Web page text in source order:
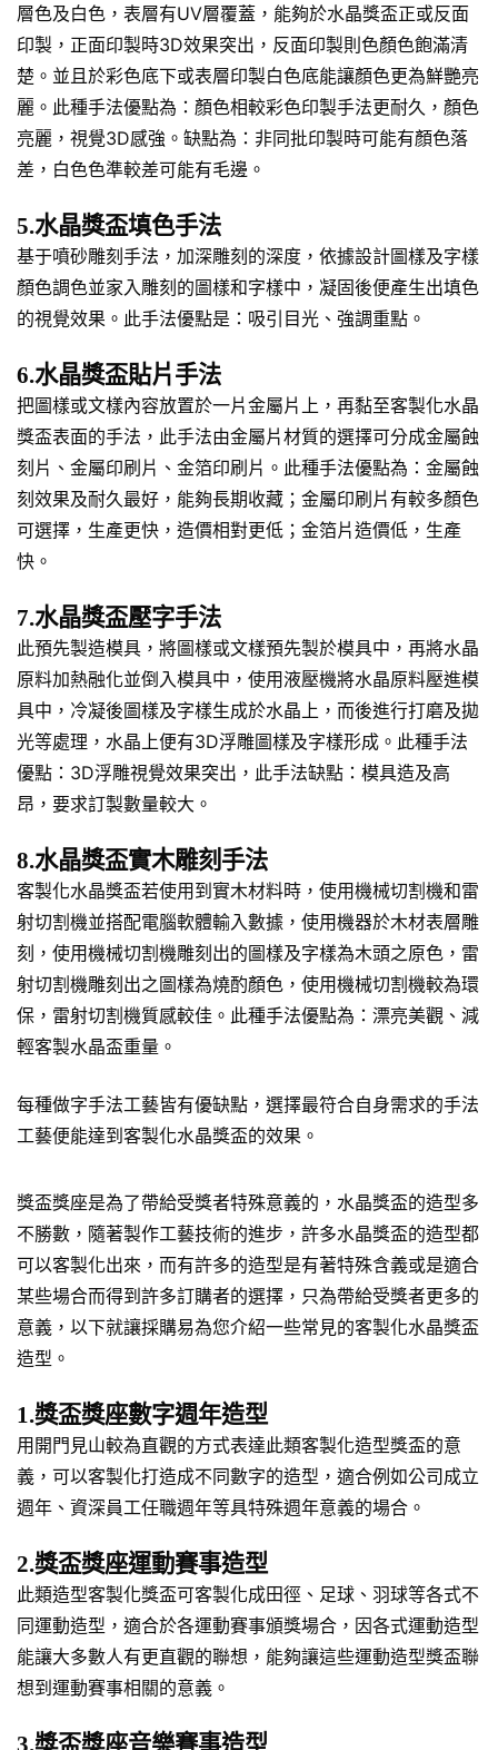
層色及白色，表層有UV層覆蓋，能夠於水晶獎盃正或反面
印製，正面印製時3D效果突出，反面印製則色顏色飽滿清
楚。並且於彩色底下或表層印製白色底能讓顏色更為鮮艷亮
麗。此種手法優點為：顏色相較彩色印製手法更耐久，顏色
亮麗，視覺3D感強。缺點為：非同批印製時可能有顏色落
差，白色色準較差可能有毛邊。
5.水晶獎盃填色手法
基于噴砂雕刻手法，加深雕刻的深度，依據設計圖樣及字樣
顏色調色並家入雕刻的圖樣和字樣中，凝固後便產生出填色
的視覺效果。此手法優點是：吸引目光、強調重點。
6.水晶獎盃貼片手法
把圖樣或文樣內容放置於一片金屬片上，再黏至客製化水晶
獎盃表面的手法，此手法由金屬片材質的選擇可分成金屬蝕
刻片、金屬印刷片、金箔印刷片。此種手法優點為：金屬蝕
刻效果及耐久最好，能夠長期收藏；金屬印刷片有較多顏色
可選擇，生產更快，造價相對更低；金箔片造價低，生產
快。
7.水晶獎盃壓字手法
此預先製造模具，將圖樣或文樣預先製於模具中，再將水晶
原料加熱融化並倒入模具中，使用液壓機將水晶原料壓進模
具中，冷凝後圖樣及字樣生成於水晶上，而後進行打磨及拋
光等處理，水晶上便有3D浮雕圖樣及字樣形成。此種手法
優點：3D浮雕視覺效果突出，此手法缺點：模具造及高
昂，要求訂製數量較大。
8.水晶獎盃實木雕刻手法
客製化水晶獎盃若使用到實木材料時，使用機械切割機和雷
射切割機並搭配電腦軟體輸入數據，使用機器於木材表層雕
刻，使用機械切割機雕刻出的圖樣及字樣為木頭之原色，雷
射切割機雕刻出之圖樣為燒酌顏色，使用機械切割機較為環
保，雷射切割機質感較佳。此種手法優點為：漂亮美觀、減
輕客製水晶盃重量。
每種做字手法工藝皆有優缺點，選擇最符合自身需求的手法
工藝便能達到客製化水晶獎盃的效果。
獎盃獎座是為了帶給受獎者特殊意義的，水晶獎盃的造型多
不勝數，隨著製作工藝技術的進步，許多水晶獎盃的造型都
可以客製化出來，而有許多的造型是有著特殊含義或是適合
某些場合而得到許多訂購者的選擇，只為帶給受獎者更多的
意義，以下就讓採購易為您介紹一些常見的客製化水晶獎盃
造型。
1.獎盃獎座數字週年造型
用開門見山較為直觀的方式表達此類客製化造型獎盃的意
義，可以客製化打造成不同數字的造型，適合例如公司成立
週年、資深員工任職週年等具特殊週年意義的場合。
2.獎盃獎座運動賽事造型
此類造型客製化獎盃可客製化成田徑、足球、羽球等各式不
同運動造型，適合於各運動賽事頒獎場合，因各式運動造型
能讓大多數人有更直觀的聯想，能夠讓這些運動造型獎盃聯
想到運動賽事相關的意義。